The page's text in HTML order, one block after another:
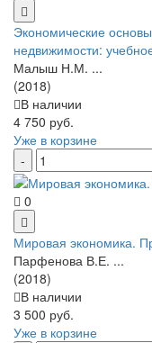
Экономические
недвижимости:
Малыш Н.М. ...
(2018)
В наличии
4 750 руб.
Уже в корзине
0
Мировая экономика.
Парфенова В.Е. ...
(2018)
В наличии
3 500 руб.
Уже в корзине